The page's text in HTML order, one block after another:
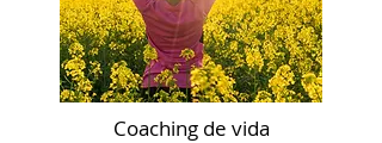
Coaching de vida